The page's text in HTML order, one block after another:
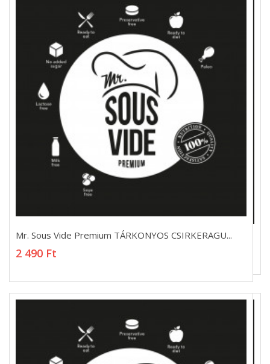
2 490 Ft
Mr. Sous Vide Premium TÁRKONYOS CSIRKERAGU...
2 490 Ft